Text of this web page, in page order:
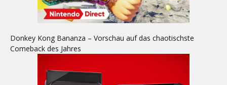
Donkey Kong Bananza – Vorschau auf das chaotischste
Comeback des Jahres